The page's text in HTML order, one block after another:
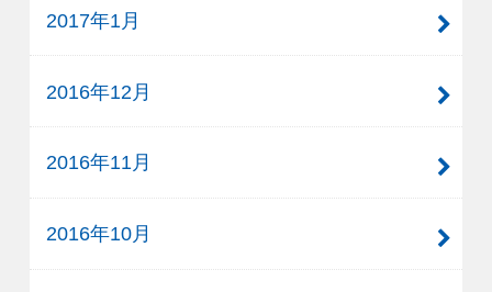
2017年1月
2016年12月
2016年11月
2016年10月